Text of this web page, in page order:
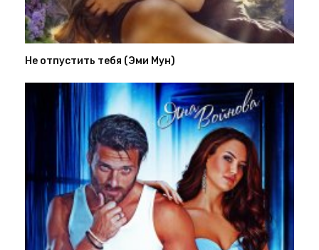
Не отпустить тебя (Эми Мун)